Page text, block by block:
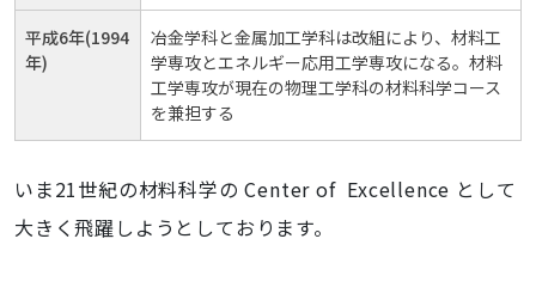
平成6年(1994
年)
冶金学科と金属加工学科は改組により、材料工
学専攻とエネルギー応用工学専攻になる。材料
工学専攻が現在の物理工学科の材料科学コース
を兼担する
いま21世紀の材料科学の Center of Excellence として
大きく飛躍しようとしております。